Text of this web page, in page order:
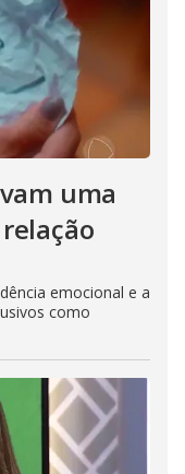
uma
emocional e a
como